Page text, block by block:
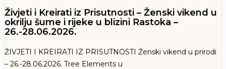
Živjeti i Kreirati iz Prisutnosti – Ženski vikend u
okrilju šume i rijeke u blizini Rastoka –
26.-28.06.2026.
ŽIVJETI I KREIRATI IZ PRISUTNOSTI Ženski vikend u prirodi
– 26.-28.06.2026. Tree Elements u